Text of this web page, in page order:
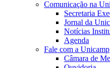
Comunicação na
Secretaria
Jornal da
Notícias
Agenda
Fale com a Unicamp
Câmara de